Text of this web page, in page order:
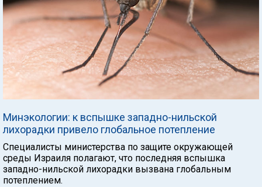
Минэкологии: к вспышке западно-нильской
лихорадки привело глобальное потепление
Специалисты министерства по защите окружающей
среды Израиля полагают, что последняя вспышка
западно-нильской лихорадки вызвана глобальным
потеплением.